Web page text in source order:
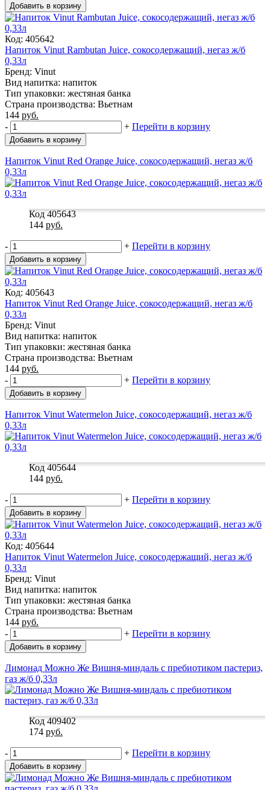
Добавить в корзину
Код: 405642
Напиток Vinut Rambutan Juice, сокосодержащий, негаз ж/б
0,33л
Бренд: Vinut
Вид напитка: напиток
Тип упаковки: жестяная банка
Страна производства: Вьетнам
144 руб.
-
+ Перейти в корзину
Добавить в корзину
Напиток Vinut Red Orange Juice, сокосодержащий, негаз ж/б
0,33л
Код 405643
144 руб.
- + Перейти в корзину
Добавить в корзину
Код: 405643
Напиток Vinut Red Orange Juice, сокосодержащий, негаз ж/б
0,33л
Бренд: Vinut
Вид напитка: напиток
Тип упаковки: жестяная банка
Страна производства: Вьетнам
144 руб.
-
+ Перейти в корзину
Добавить в корзину
Напиток Vinut Watermelon Juice, сокосодержащий, негаз ж/б
0,33л
Код 405644
144 руб.
- + Перейти в корзину
Добавить в корзину
Код: 405644
Напиток Vinut Watermelon Juice, сокосодержащий, негаз ж/б
0,33л
Бренд: Vinut
Вид напитка: напиток
Тип упаковки: жестяная банка
Страна производства: Вьетнам
144 руб.
-
+ Перейти в корзину
Добавить в корзину
Лимонад Можно Же Вишня-миндаль с пребиотиком пастериз,
газ ж/б 0,33л
Код 409402
174 руб.
- + Перейти в корзину
Добавить в корзину